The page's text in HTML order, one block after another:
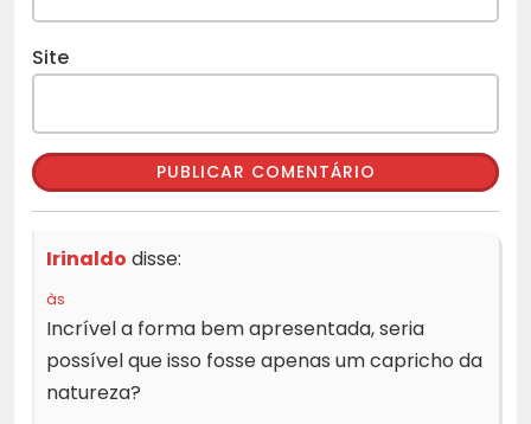
Site
Irinaldo disse:
às
Incrível a forma bem apresentada, seria
possível que isso fosse apenas um capricho da
natureza?